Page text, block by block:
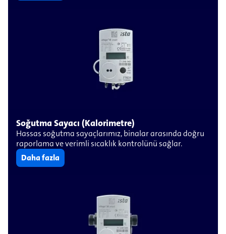
Soğutma Sayacı (Kalorimetre)
Hassas soğutma sayaçlarımız, binalar arasında doğru
raporlama ve verimli sıcaklık kontrolünü sağlar.
Daha fazla